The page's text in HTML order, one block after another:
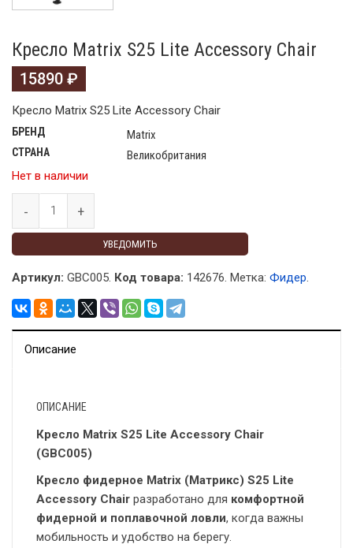
Кресло Matrix S25 Lite Accessory Chair
15890 ₽
Кресло Matrix S25 Lite Accessory Chair
БРЕНД Matrix
СТРАНА
Великобритания
Нет в наличии
УВЕДОМИТЬ
Артикул: GBC005. Код товара: 142676. Метка: Фидер.
Описание
ОПИСАНИЕ
Кресло Matrix S25 Lite Accessory Chair
(GBC005)
Кресло фидерное Matrix (Матрикс) S25 Lite
Accessory Chair разработано для комфортной
фидерной и поплавочной ловли, когда важны
мобильность и удобство на берегу.